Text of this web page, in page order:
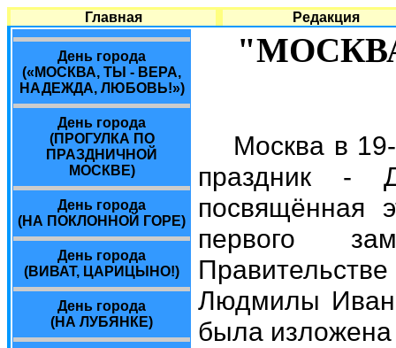
Главная Редакция
День города
(«МОСКВА, ТЫ - ВЕРА,
НАДЕЖДА, ЛЮБОВЬ!»)
День города
(ПРОГУЛКА ПО
ПРАЗДНИЧНОЙ
МОСКВЕ)
День города
(НА ПОКЛОННОЙ ГОРЕ)
День города
(ВИВАТ, ЦАРИЦЫНО!)
День города
(НА ЛУБЯНКЕ)
Москва в
праздник -
посвящённая
первого
Людмилы
была изложена